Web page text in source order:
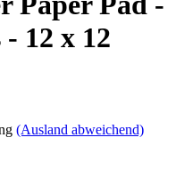
12 x 12
(Ausland abweichend)